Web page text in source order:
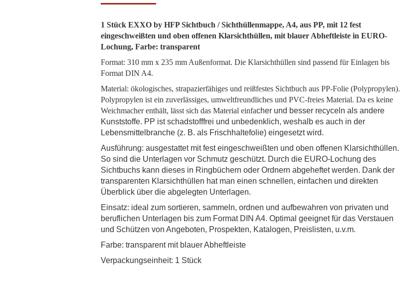
1 Stück EXXO by HFP Sichtbuch / Sichthüllenmappe, A4, aus PP, mit 12 fest
eingeschweißten und oben offenen Klarsichthüllen, mit blauer Abheftleiste in EURO-
Lochung, Farbe: transparent
Format: 310 mm x 235 mm Außenformat. Die Klarsichthüllen sind passend für Einlagen bis
Format DIN A4.
Material: ökologisches, strapazierfähiges und reißfestes Sichtbuch aus PP-Folie (Polypropylen).
Polypropylen ist ein zuverlässiges, umweltfreundliches und PVC-freies Material. Da es keine
Weichmacher enthält, lässt sich das Material einfacher und besser recyceln als andere
Kunststoffe. PP ist schadstofffrei und unbedenklich, weshalb es auch in der
Lebensmittelbranche (z. B. als Frischhaltefolie) eingesetzt wird.
Ausführung: ausgestattet mit fest eingeschweißten und oben offenen Klarsichthüllen.
So sind die Unterlagen vor Schmutz geschützt. Durch die EURO-Lochung des
Sichtbuchs kann dieses in Ringbüchern oder Ordnern abgeheftet werden. Dank der
transparenten Klarsichthüllen hat man einen schnellen, einfachen und direkten
Überblick über die abgelegten Unterlagen.
Einsatz: ideal zum sortieren, sammeln, ordnen und aufbewahren von privaten und
beruflichen Unterlagen bis zum Format DIN A4. Optimal geeignet für das Verstauen
und Schützen von Angeboten, Prospekten, Katalogen, Preislisten, u.v.m.
Farbe: transparent mit blauer Abheftleiste
Verpackungseinheit: 1 Stück